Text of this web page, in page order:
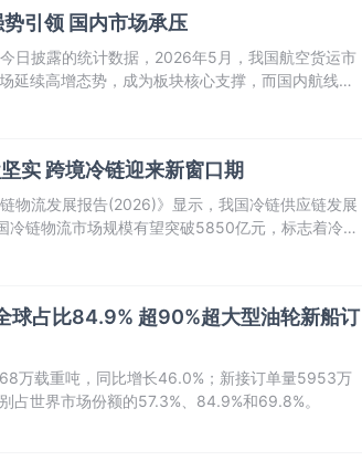
引领 国内市场承压
日披露的统计数据，2026年5月，我国航空货运市
延续高增态势，成为板块核心支撑，而国内航线航
实 跨境冷链迎来新窗口期
物流发展报告(2026)》显示，我国冷链供应链发展
链物流市场规模有望突破5850亿元，标志着冷链
合发展的新阶段迈进。
球占比84.9% 超90%超大型油轮新船订
万载重吨，同比增长46.0%；新接订单量5953万
世界市场份额的57.3%、84.9%和69.8%。